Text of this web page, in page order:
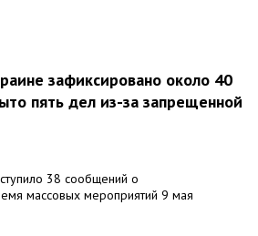
зафиксировано около 40
пять дел из-за запрещенной
38 сообщений о
массовых мероприятий 9 мая